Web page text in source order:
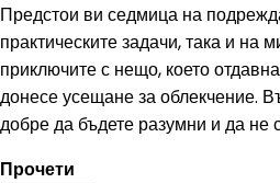
Предстои ви седмица на
практическите задачи, така и на
приключите с нещо, което
донесе усещане за облекчение.
добре да бъдете разумни и да не
Прочети